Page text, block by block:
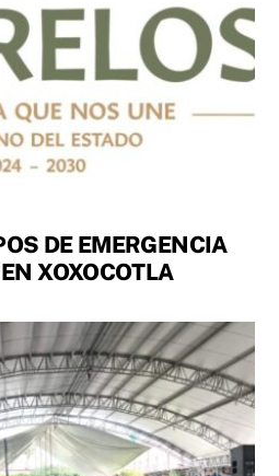
DE EMERGENCIA
XOXOCOTLA